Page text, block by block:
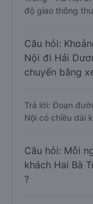
độ giao thông
Câu hỏi:
Nội đi Hải
chuyển bằng
Trả lời: Đoạn
Nội có chiều dài
Câu hỏi: Mỗi
khách Hai Bà
?